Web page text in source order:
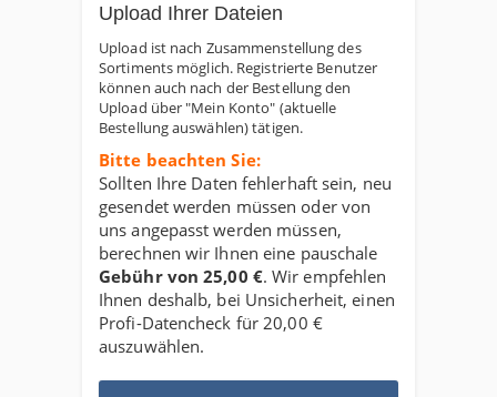
Upload Ihrer Dateien
Upload ist nach Zusammenstellung des
Sortiments möglich. Registrierte Benutzer
können auch nach der Bestellung den
Upload über "Mein Konto" (aktuelle
Bestellung auswählen) tätigen.
Bitte beachten Sie:
Sollten Ihre Daten fehlerhaft sein, neu
gesendet werden müssen oder von
uns angepasst werden müssen,
berechnen wir Ihnen eine pauschale
Gebühr von25,00 €. Wir empfehlen
Ihnen deshalb, bei Unsicherheit, einen
Profi-Datencheck für 20,00 €
auszuwählen.